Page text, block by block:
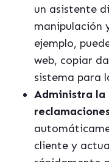
un asistente
manipulación
ejemplo,
web, copiar
sistema para
Administra la
cliente y